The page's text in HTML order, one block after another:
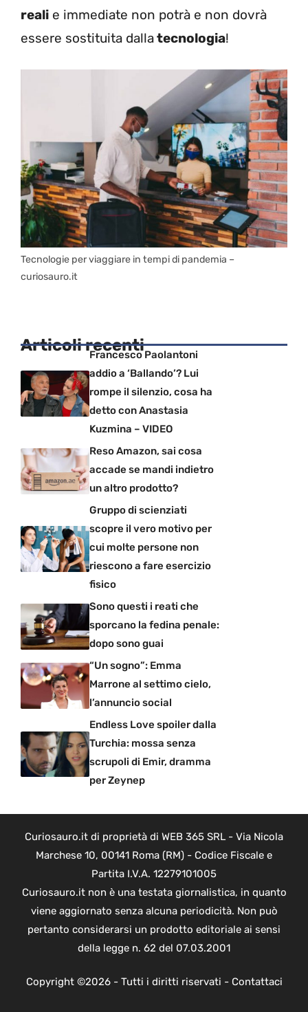
reali e immediate non potrà e non dovrà
essere sostituita dallatecnologia!
Tecnologie per viaggiare in tempi di pandemia –
curiosauro.it
Articoli recentiFrancesco Paolantoni
addio a ‘Ballando’? Lui
rompe il silenzio, cosa ha
detto con Anastasia
Kuzmina – VIDEO
Reso Amazon, sai cosa
accade se mandi indietro
un altro prodotto?
Gruppo di scienziati
scopre il vero motivo per
cui molte persone non
riescono a fare esercizio
fisico
Sono questi i reati che
sporcano la fedina penale:
dopo sono guai
“Un sogno”: Emma
Marrone al settimo cielo,
l’annuncio social
Endless Love spoiler dalla
Turchia: mossa senza
scrupoli di Emir, dramma
per Zeynep
Curiosauro.it di proprietà di WEB 365 SRL - Via Nicola
Marchese 10, 00141 Roma (RM) - Codice Fiscale e
Partita I.V.A. 12279101005
Curiosauro.it non è una testata giornalistica, in quanto
viene aggiornato senza alcuna periodicità. Non può
pertanto considerarsi un prodotto editoriale ai sensi
della legge n. 62 del 07.03.2001
Copyright ©2026 - Tutti i diritti riservati - Contattaci